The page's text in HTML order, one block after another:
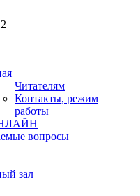
Читателям
Контакты, режим
работы
вопросы
зал